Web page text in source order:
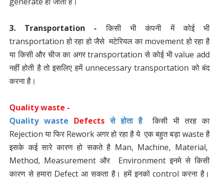
3. Transportation -किसी भी कंपनी में कोई भी
transportation हो रहा हो जैसे मटेरियल का movement हो रहा है
या किसी और चीज का अगर transportation से कोई भी value add
नहीं होती है तो इसलिए हमें unnecessary transportation को बंद
करना है।
Quality waste -
Quality waste Defectsसे होता है
किसी भी तरह का
Rejection या फिर Rework अगर हो रहा है ये एक बहुत बड़ा waste है
इसके कई सारे कारण हो सकते है Man, Machine, Material,
Method, Measurement और Environment इनमे से किसी
कारण से हमारा Defect आ सकता है। हमें इनको control करना है।